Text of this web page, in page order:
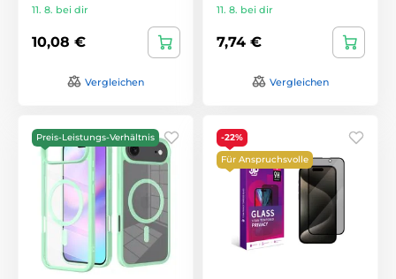
11. 8. bei dir
10,08 €
Vergleichen
11. 8. bei dir
7,74 €
Vergleichen
Preis-Leistungs-Verhältnis
-22%
Für Anspruchsvolle